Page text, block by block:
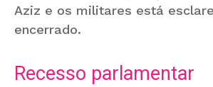
Aziz e os militares está
encerrado.
Recesso parlamentar